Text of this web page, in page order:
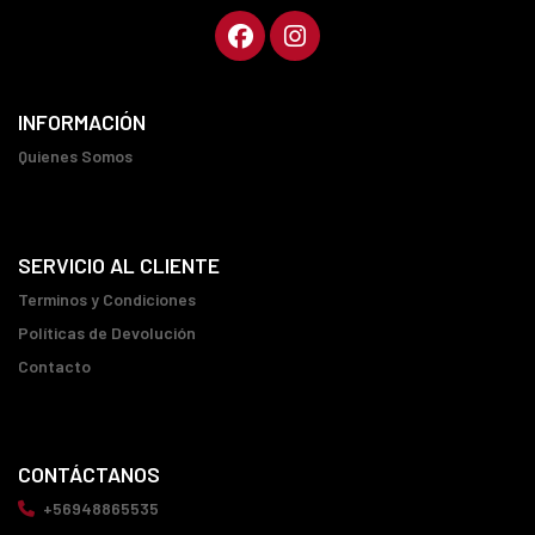
INFORMACIÓN
Quienes Somos
SERVICIO AL CLIENTE
Terminos y Condiciones
Políticas de Devolución
Contacto
CONTÁCTANOS
+56948865535